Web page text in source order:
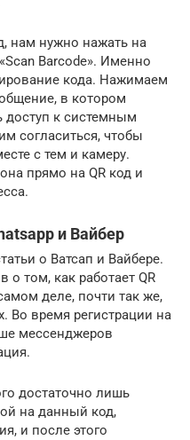
нам нужно нажать на
Barcode». Именно
кода. Нажимаем
в котором
доступ к системным
согласиться, чтобы
с тем и камеру.
прямо на QR код и
и Вайбер
о Ватсап и Вайбере.
о том, как работает QR
деле, почти так же,
Во время регистрации на
мессенджеров
достаточно лишь
на данный код,
и после этого